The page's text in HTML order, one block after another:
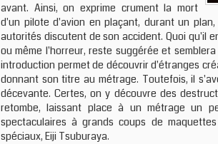
avant. Ainsi, on exprime crument la mort
d'un pilote d'avion en plaçant, durant un
autorités discutent de son accident. Quoi qu'il
ou même l'horreur, reste suggérée et
introduction permet de découvrir d'étranges
donnant son titre au métrage. Toutefois, il
décevante. Certes, on y découvre des
retombe, laissant place à un métrage un
spectaculaires à grands coups de
spéciaux, Eiji Tsuburaya.